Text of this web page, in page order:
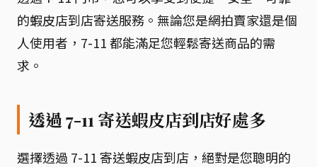
的蝦皮店到店寄送服務。無論您是網拍賣家還是個
人使用者，7-11 都能滿足您輕鬆寄送商品的需
求。
透過 7-11 寄送蝦皮店到店好處多
選擇透過 7-11 寄送蝦皮店到店，絕對是您聰明的